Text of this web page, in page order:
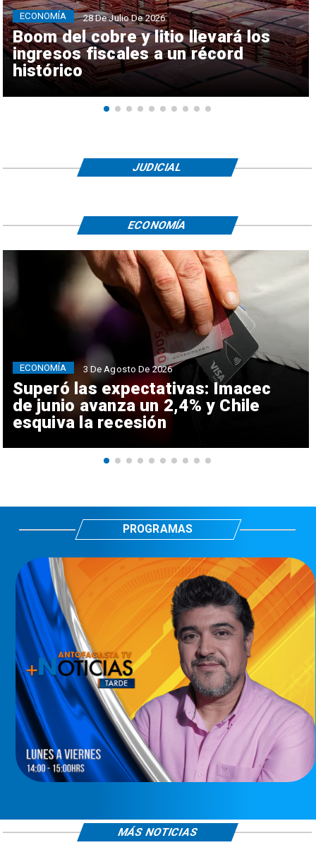
Boom del cobre y litio llevará los
ingresos fiscales a un récord
histórico
ECONOMÍA 28 De Julio De 2026
JUDICIAL
Superó las expectativas: Imacec
de junio avanza un 2,4% y Chile
esquiva la recesión
ECONOMÍA 3 De Agosto De 2026
ECONOMÍA
PROGRAMAS
MÁS NOTICIAS